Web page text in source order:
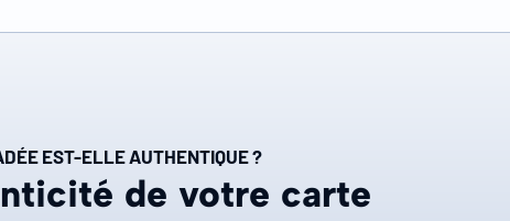
EST-ELLE AUTHENTIQUE ?
de votre carte